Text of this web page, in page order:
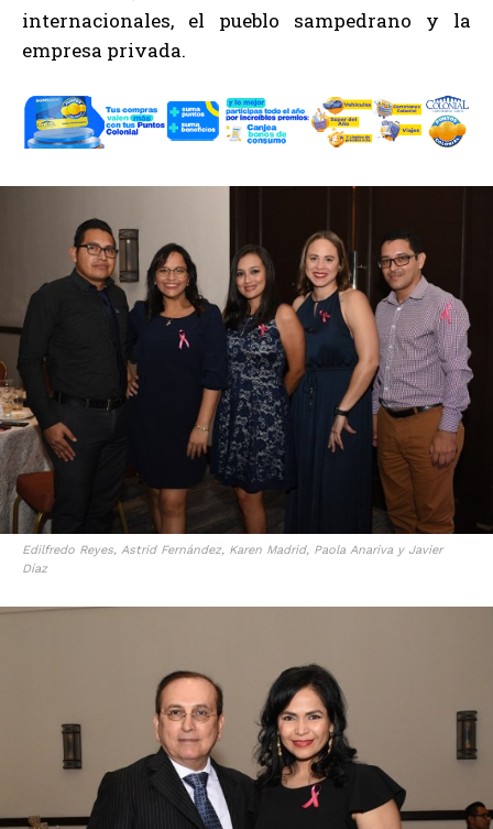
internacionales, el pueblo sampedrano y la
empresa privada.
Edilfredo Reyes, Astrid Fernández, Karen Madrid, Paola Anariva y Javier
Díaz